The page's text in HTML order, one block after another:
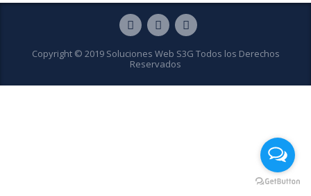
Copyright © 2019 Soluciones Web S3G Todos los Derechos
Reservados